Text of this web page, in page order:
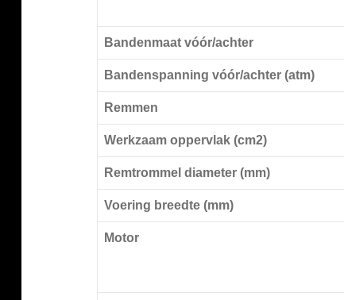
Bandenmaat vóór/achter
Bandenspanning vóór/achter (atm)
Remmen
Werkzaam oppervlak (cm2)
Remtrommel diameter (mm)
Voering breedte (mm)
Motor